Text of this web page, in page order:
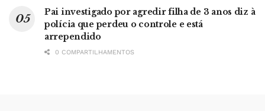
Pai investigado por agredir filha de 3 anos diz à
polícia que perdeu o controle e está
arrependido
0 COMPARTILHAMENTOS